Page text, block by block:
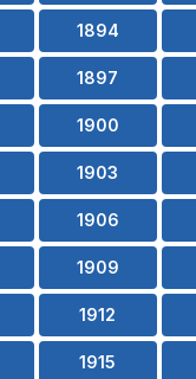
1894
1897
1900
1903
1906
1909
1912
1915